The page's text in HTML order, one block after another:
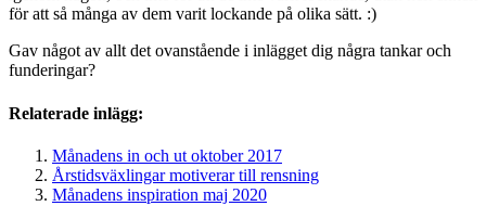
för att så många av dem varit lockande på olika sätt. :)
Gav något av allt det ovanstående i inlägget dig några tankar och
funderingar?
Relaterade inlägg:
Månadens in och ut oktober 2017
Årstidsväxlingar motiverar till rensning
Månadens inspiration maj 2020